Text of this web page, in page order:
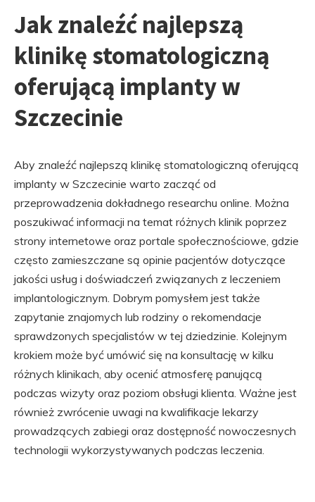
Jak znaleźć najlepszą
klinikę stomatologiczną
oferującą implanty w
Szczecinie
Aby znaleźć najlepszą klinikę stomatologiczną oferującą
implanty w Szczecinie warto zacząć od
przeprowadzenia dokładnego researchu online. Można
poszukiwać informacji na temat różnych klinik poprzez
strony internetowe oraz portale społecznościowe, gdzie
często zamieszczane są opinie pacjentów dotyczące
jakości usług i doświadczeń związanych z leczeniem
implantologicznym. Dobrym pomysłem jest także
zapytanie znajomych lub rodziny o rekomendacje
sprawdzonych specjalistów w tej dziedzinie. Kolejnym
krokiem może być umówić się na konsultację w kilku
różnych klinikach, aby ocenić atmosferę panującą
podczas wizyty oraz poziom obsługi klienta. Ważne jest
również zwrócenie uwagi na kwalifikacje lekarzy
prowadzących zabiegi oraz dostępność nowoczesnych
technologii wykorzystywanych podczas leczenia.